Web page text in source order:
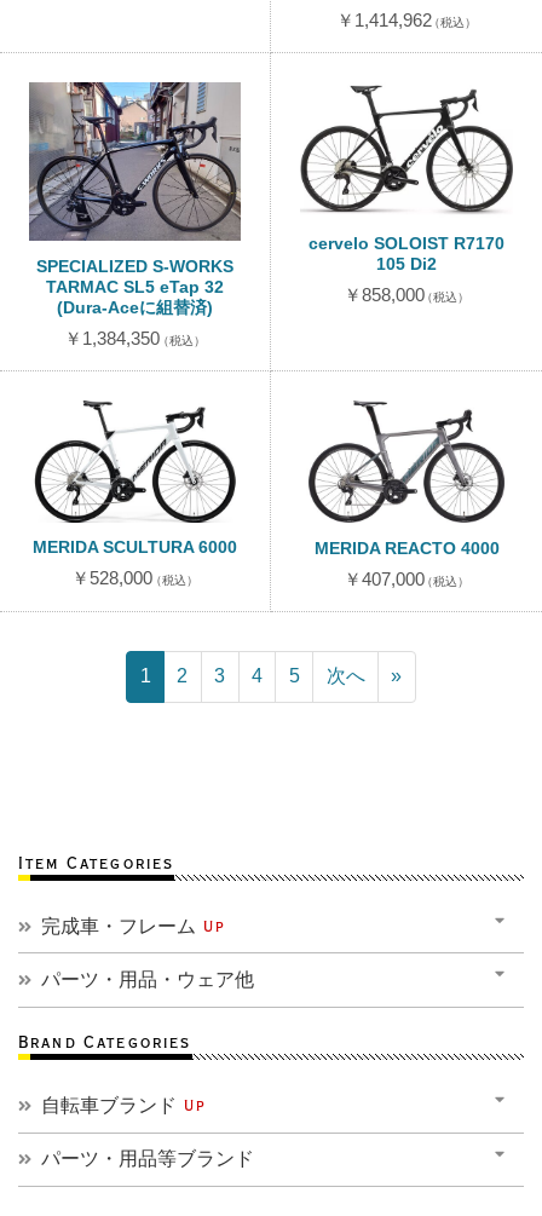
￥1,414,962（税込）
SPECIALIZED S-WORKS
TARMAC SL5 eTap 32
(Dura-Aceに組替済)
￥1,384,350（税込）
cervelo SOLOIST R7170
105 Di2
￥858,000（税込）
MERIDA SCULTURA 6000
￥528,000（税込）
MERIDA REACTO 4000
￥407,000（税込）
1 2 3 4 5 次へ »
Item Categories
完成車・フレーム Up
パーツ・用品・ウェア他
Brand Categories
自転車ブランド Up
パーツ・用品等ブランド